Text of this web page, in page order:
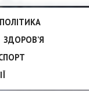
ПОЛІТИКА
ЗДОРОВ’Я